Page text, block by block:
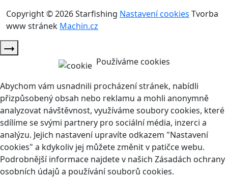
Copyright © 2026 Starfishing Nastavení cookies Tvorba
www stránek Machin.cz
Používáme cookies
Abychom vám usnadnili procházení stránek, nabídli
přizpůsobený obsah nebo reklamu a mohli anonymně
analyzovat návštěvnost, využíváme soubory cookies, které
sdílíme se svými partnery pro sociální média, inzerci a
analýzu. Jejich nastavení upravíte odkazem "Nastavení
cookies" a kdykoliv jej můžete změnit v patičce webu.
Podrobnější informace najdete v našich Zásadách ochrany
osobních údajů a používání souborů cookies.